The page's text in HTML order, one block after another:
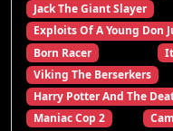
Jack The Giant Slayer
Exploits Of A Young Don
Born Racer
Viking The Berserkers
Harry Potter And The
Maniac Cop 2